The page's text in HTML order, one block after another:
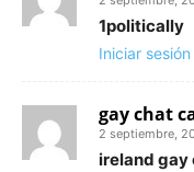
1politically
Iniciar
gay chat
2 septiembre,
ireland gay